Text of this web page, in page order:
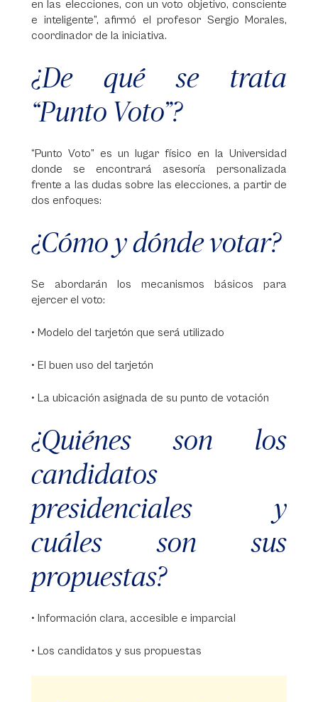
en las elecciones, con un voto objetivo, consciente
e inteligente”, afirmó el profesor Sergio Morales,
coordinador de la iniciativa.
¿De qué se trata
“Punto Voto”?
“Punto Voto” es un lugar físico en la Universidad
donde se encontrará asesoría personalizada
frente a las dudas sobre las elecciones, a partir de
dos enfoques:
¿Cómo y dónde votar?
Se abordarán los mecanismos básicos para
ejercer el voto:
• Modelo del tarjetón que será utilizado
• El buen uso del tarjetón
• La ubicación asignada de su punto de votación
¿Quiénes son los
candidatos
presidenciales y
cuáles son sus
propuestas?
• Información clara, accesible e imparcial
• Los candidatos y sus propuestas